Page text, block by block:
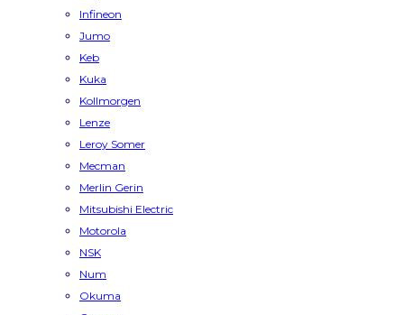
Infineon
Jumo
Keb
Kuka
Kollmorgen
Lenze
Leroy Somer
Mecman
Merlin Gerin
Mitsubishi Electric
Motorola
NSK
Num
Okuma